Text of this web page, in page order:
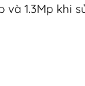
1.3Mp khi